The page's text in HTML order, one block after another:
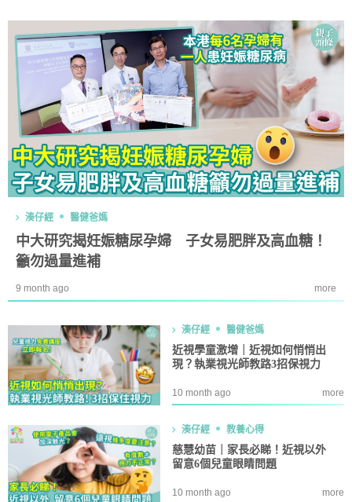
湊仔經 醫健爸媽
中大研究揭妊娠糖尿孕婦 子女易肥胖及高血糖！
籲勿過量進補
9 month ago more
湊仔經 醫健爸媽
近視學童激增｜近視如何悄悄出
現？執業視光師教路3招保視力
10 month ago more
湊仔經 教養心得
慈慧幼苗｜家長必睇！近視以外
留意6個兒童眼睛問題
10 month ago more